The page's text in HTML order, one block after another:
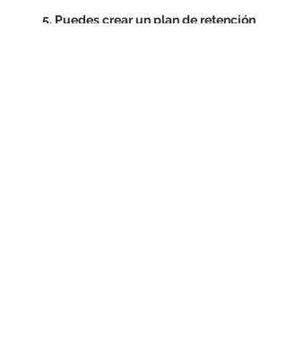
5. Puedes crear un plan de retención